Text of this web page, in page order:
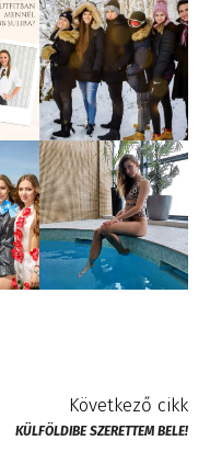
Következő cikk
KÜLFÖLDIBE SZERETTEM BELE!